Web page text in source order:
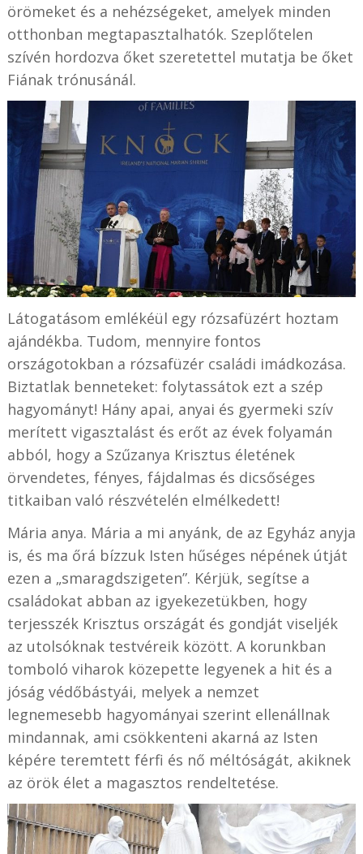
örömeket és a nehézségeket, amelyek minden
otthonban megtapasztalhatók. Szeplőtelen
szívén hordozva őket szeretettel mutatja be őket
Fiának trónusánál.
Látogatásom emlékéül egy rózsafüzért hoztam
ajándékba. Tudom, mennyire fontos
országotokban a rózsafüzér családi imádkozása.
Biztatlak benneteket: folytassátok ezt a szép
hagyományt! Hány apai, anyai és gyermeki szív
merített vigasztalást és erőt az évek folyamán
abból, hogy a Szűzanya Krisztus életének
örvendetes, fényes, fájdalmas és dicsőséges
titkaiban való részvételén elmélkedett!
Mária anya. Mária a mi anyánk, de az Egyház anyja
is, és ma őrá bízzuk Isten hűséges népének útját
ezen a „smaragdszigeten”. Kérjük, segítse a
családokat abban az igyekezetükben, hogy
terjesszék Krisztus országát és gondját viseljék
az utolsóknak testvéreik között. A korunkban
tomboló viharok közepette legyenek a hit és a
jóság védőbástyái, melyek a nemzet
legnemesebb hagyományai szerint ellenállnak
mindannak, ami csökkenteni akarná az Isten
képére teremtett férfi és nő méltóságát, akiknek
az örök élet a magasztos rendeltetése.